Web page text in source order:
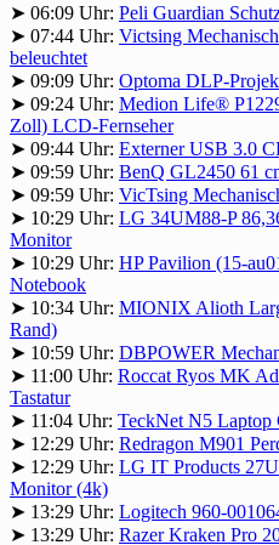
➤ 06:09 Uhr: Peli Guardian
➤ 07:44 Uhr: Victsing
beleuchtet
➤ 09:09 Uhr: Optoma DLP-
➤ 09:24 Uhr: Medion Life®
Zoll) LCD-Fernseher
➤ 09:44 Uhr: Externer USB 3.0
➤ 09:59 Uhr: BenQ GL2450 61
➤ 09:59 Uhr: VicTsing
➤ 10:29 Uhr: LG 34UM88-P
Monitor
➤ 10:29 Uhr: HP Pavilion (15-
Notebook
➤ 10:34 Uhr: MIONIX Alioth
Rand)
➤ 10:59 Uhr: DBPOWER
➤ 11:00 Uhr: Roccat Ryos MK
Tastatur
➤ 11:04 Uhr: TeckNet N5 Laptop
➤ 12:29 Uhr: Redragon M901
➤ 12:29 Uhr: LG IT Products
Monitor (4k)
➤ 13:29 Uhr: Logitech 960-
➤ 13:29 Uhr: Razer Kraken Pro